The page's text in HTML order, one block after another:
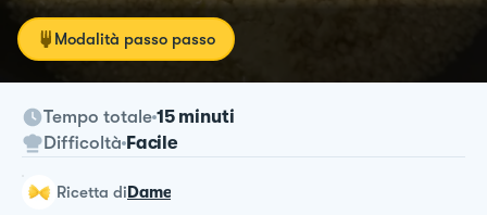
Modalità passo passo
Tempo totale 15 minuti
Difficoltà Facile
ricetta diDame